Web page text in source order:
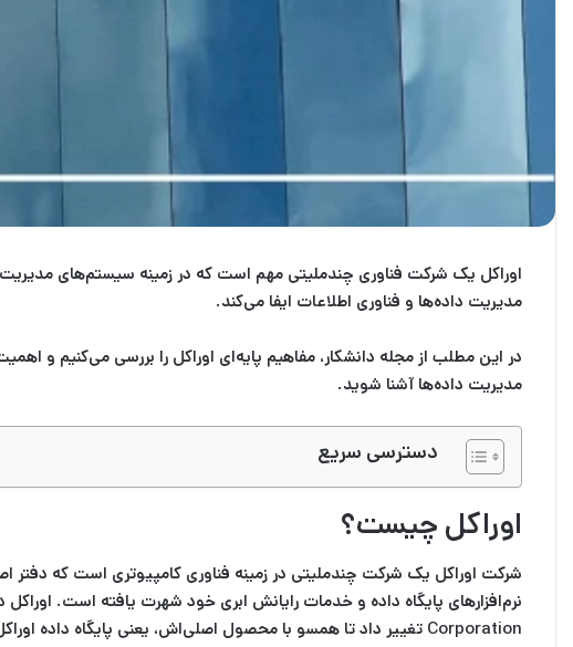
اوراکل یک شرکت فناوری چندملیتی مهم است که در زمینه سیستم‌های مدیریت
مدیریت داده‌ها و فناوری اطلاعات ایفا می‌کند.
در این مطلب از مجله دانشکار، مفاهیم پایه‌ای اوراکل را بررسی می‌کنیم و
مدیریت داده‌ها آشنا شوید.
دسترسی سریع
اوراکل چیست؟
Corporation تغییر داد تا همسو با محصول اصلی‌اش، یعنی پایگاه داده اوراکل باشد؛ این پایگاه داده اولین سیستم مدیریت پایگاه داده رابطه‌ای (RDBMS) تجاری بود که از زبان SQL استفاده می‌کرد.